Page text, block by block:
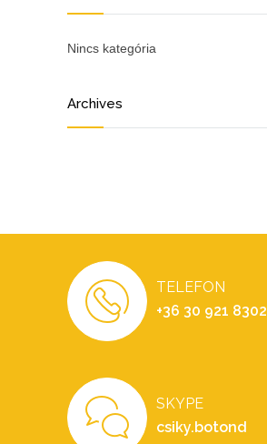
Nincs kategória
Archives
TELEFON
+36 30 921 8302
SKYPE
csiky.botond